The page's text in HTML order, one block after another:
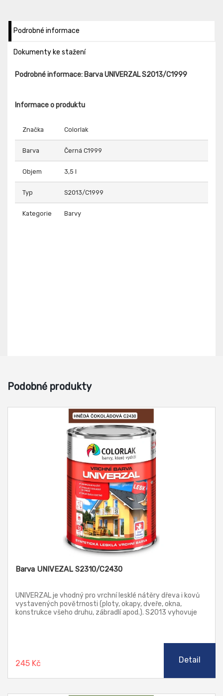
Podrobné informace
Dokumenty ke stažení
Podrobné informace: Barva UNIVERZAL S2013/C1999
Informace o produktu
Značka Colorlak
Barva Černá C1999
Objem 3,5 l
Typ S2013/C1999
Kategorie Barvy
Podobné produkty
Barva UNIVEZAL S2310/C2430
UNIVERZAL je vhodný pro vrchní lesklé nátěry dřeva i kovů
vystavených povětrnosti (ploty, okapy, dveře, okna,
konstrukce všeho druhu, zábradlí apod.). S2013 vyhovuje
245 Kč Detail